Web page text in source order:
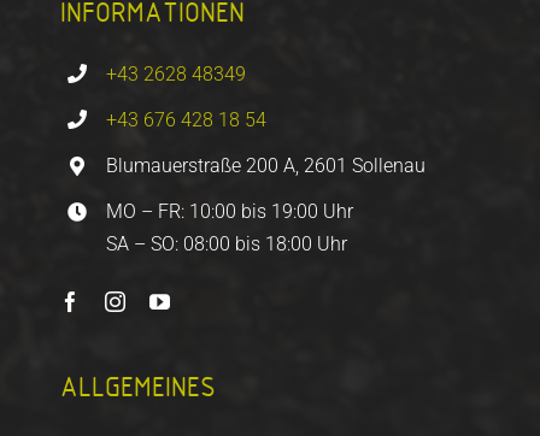
INFORMATIONEN
+43 2628 48349
+43 676 428 18 54
Blumauerstraße 200 A, 2601 Sollenau
MO – FR: 10:00 bis 19:00 Uhr
SA – SO: 08:00 bis 18:00 Uhr
ALLGEMEINES